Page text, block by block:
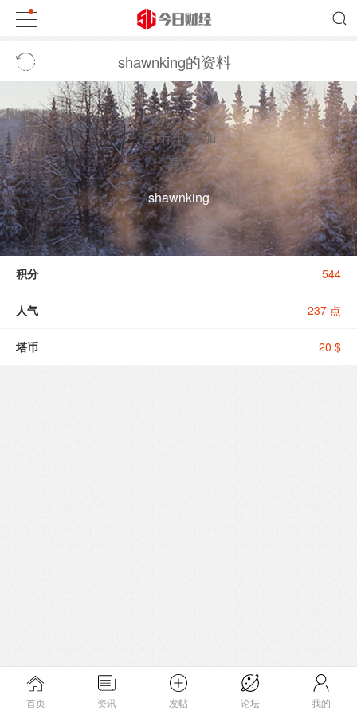
shawnking的资料
点击重新加
载
shawnking
544
积分
237 点
人气
20 $
塔币
首页 资讯 发帖 论坛 我的